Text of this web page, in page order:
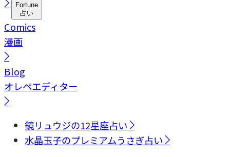
Fortune
占い
Comics
漫画
Blog
オレペエディター
鏡リュウジの12星座占い
水晶玉子のプレミアムうさぎ占い